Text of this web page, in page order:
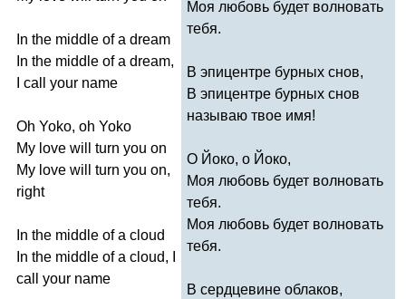
In the middle of a dream
In the middle of a dream,
call your name
Oh Yoko, oh Yoko
My love will turn you on
My love will turn you on,
right
In the middle of a cloud
In the middle of a cloud,
call
your name
Моя любовь будет волновать
тебя.
В эпицентре бурных снов,
В эпицентре бурных снов
называю твое имя!
О Йоко, о Йоко,
Моя любовь будет волновать
тебя.
Моя любовь будет волновать
тебя.
В сердцевине облаков,